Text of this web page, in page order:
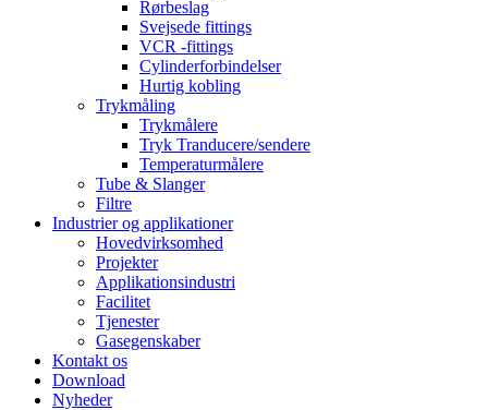
Rørbeslag
Svejsede fittings
VCR -fittings
Cylinderforbindelser
Hurtig kobling
Trykmåling
Trykmålere
Tryk Tranducere/sendere
Temperaturmålere
Tube & Slanger
Filtre
Industrier og applikationer
Hovedvirksomhed
Projekter
Applikationsindustri
Facilitet
Tjenester
Gasegenskaber
Kontakt os
Download
Nyheder